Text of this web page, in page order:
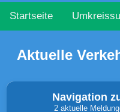
Startseite
Aktuelle
Navigation
2 aktuelle